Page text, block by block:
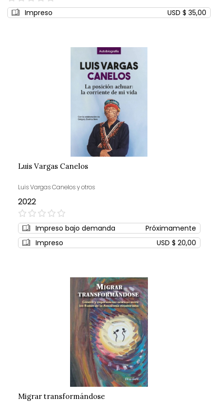
0%
Impreso USD $ 35,00
Luis Vargas Canelos
Luis Vargas Canelos y otros
2022
0%
Impreso bajo demanda
Próximamente
Impreso
USD $ 20,00
Migrar transformándose